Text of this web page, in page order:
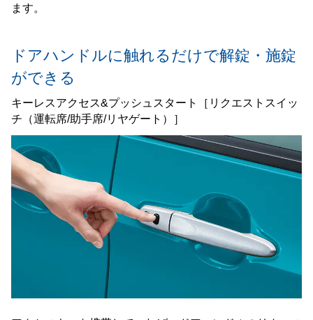
ます。
ドアハンドルに触れるだけで解錠・施錠
ができる
キーレスアクセス&プッシュスタート［リクエストスイッ
チ（運転席/助手席/リヤゲート）］